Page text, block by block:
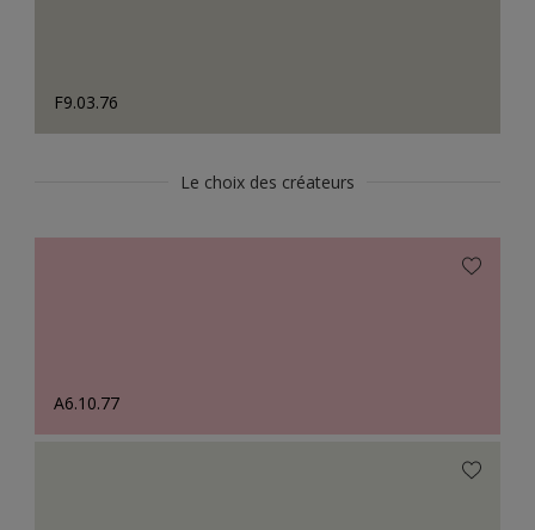
F9.03.76
Le choix des créateurs
A6.10.77